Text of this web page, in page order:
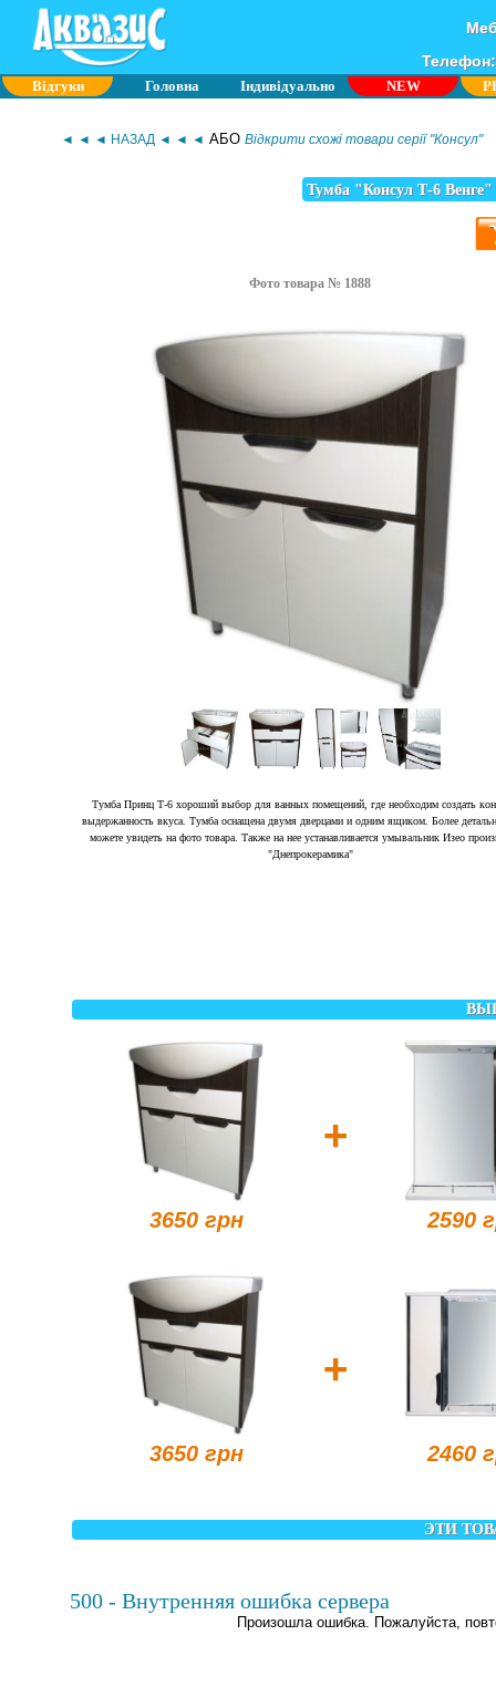
Телефон:
Відгуки Головна Індивідуально NEW
◄ ◄ ◄ НАЗАД ◄ ◄ ◄ АБО Відкрити схожі товари серії "Консул"
Тумба "Консул Т-6
Фото товара № 1888
Тумба Принц Т-6 хороший выбор для ванных помещений, где необходим создать
выдержанность вкуса. Тумба оснащена двумя дверцами и одним ящиком. Более
можете увидеть на фото товара. Также на нее устанавливается умывальник Изео
"Днепрокерамика"
3650 грн
+
2590
3650 грн
+
2460
ЭТИ
500 - Внутренняя ошибка сервера
Произошла ошибка. Пожалуйста,